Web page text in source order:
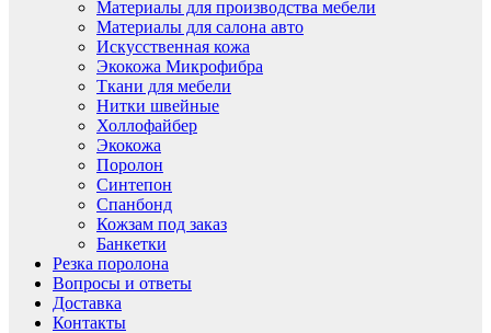
Материалы для производства мебели
Материалы для салона авто
Искусственная кожа
Экокожа Микрофибра
Ткани для мебели
Нитки швейные
Холлофайбер
Экокожа
Поролон
Синтепон
Спанбонд
Кожзам под заказ
Банкетки
Резка поролона
Вопросы и ответы
Доставка
Контакты